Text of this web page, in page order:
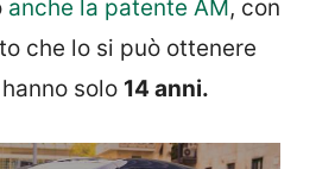
anche la patente AM, con
che lo si può ottenere
solo 14 anni.